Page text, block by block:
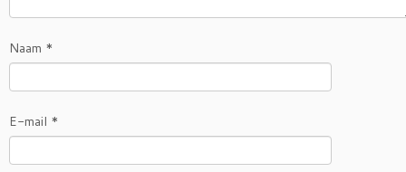
Naam *
E-mail *